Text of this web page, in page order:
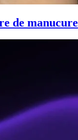
de manucure